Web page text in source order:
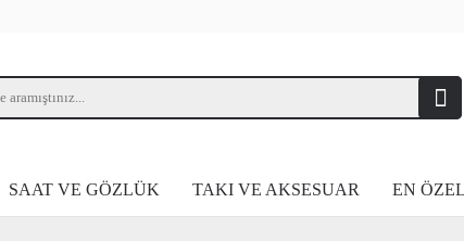
SAAT VE GÖZLÜK TAKI VE AKSESUAR EN ÖZEL